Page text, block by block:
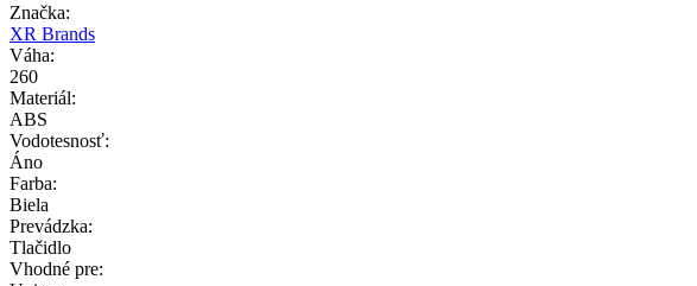
Značka:
XR Brands
Váha:
260
Materiál:
ABS
Vodotesnosť:
Áno
Farba:
Biela
Prevádzka:
Tlačidlo
Vhodné pre: